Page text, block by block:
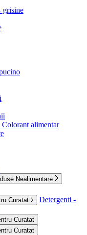
grisine
alimentar
Nealimentare
Curatat
Detergenti -
Curatat
Curatat